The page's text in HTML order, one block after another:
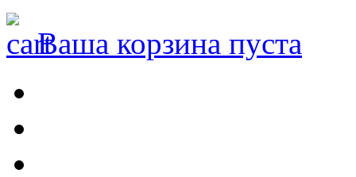
Ваша корзина пуста